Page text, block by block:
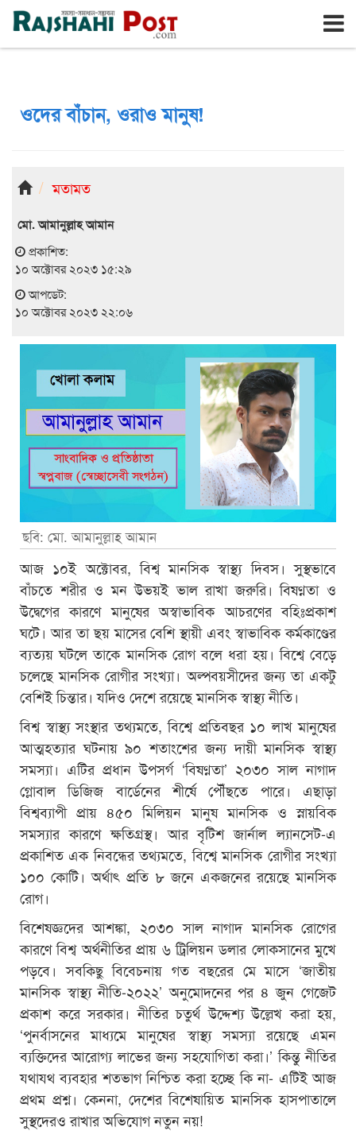
রাজশাহী বৃহঃস্পতিবার, ৬ই আগস্ট ২০২৬, ২৩শে শ্রাবণ ১৪৩৩
ওদের বাঁচান, ওরাও মানুষ!
মতামত
মো. আমানুল্লাহ আমান
প্রকাশিত:
১০ অক্টোবর ২০২৩ ১৫:২৯
আপডেট:
১০ অক্টোবর ২০২৩ ২২:০৬
ছবি: মো. আমানুল্লাহ আমান
আজ ১০ই অক্টোবর, বিশ্ব মানসিক স্বাস্থ্য দিবস। সুস্থভাবে
বাঁচতে শরীর ও মন উভয়ই ভাল রাখা জরুরি। বিষণ্নতা ও
উদ্বেগের কারণে মানুষের অস্বাভাবিক আচরণের বহিঃপ্রকাশ
ঘটে। আর তা ছয় মাসের বেশি স্থায়ী এবং স্বাভাবিক কর্মকাণ্ডের
ব্যত্যয় ঘটলে তাকে মানসিক রোগ বলে ধরা হয়। বিশ্বে বেড়ে
চলেছে মানসিক রোগীর সংখ্যা। অল্পবয়সীদের জন্য তা একটু
বেশিই চিন্তার। যদিও দেশে রয়েছে মানসিক স্বাস্থ্য নীতি।
বিশ্ব স্বাস্থ্য সংস্থার তথ্যমতে, বিশ্বে প্রতিবছর ১০ লাখ মানুষের
আত্মহত্যার ঘটনায় ৯০ শতাংশের জন্য দায়ী মানসিক স্বাস্থ্য
সমস্যা। এটির প্রধান উপসর্গ ‘বিষণ্নতা’ ২০৩০ সাল নাগাদ
গ্লোবাল ডিজিজ বার্ডেনের শীর্ষে পৌঁছতে পারে। এছাড়া
বিশ্বব্যাপী প্রায় ৪৫০ মিলিয়ন মানুষ মানসিক ও স্নায়বিক
সমস্যার কারণে ক্ষতিগ্রস্থ। আর বৃটিশ জার্নাল ল্যানসেট-এ
প্রকাশিত এক নিবন্ধের তথ্যমতে, বিশ্বে মানসিক রোগীর সংখ্যা
১০০ কোটি। অর্থাৎ প্রতি ৮ জনে একজনের রয়েছে মানসিক
রোগ।
বিশেষজ্ঞদের আশঙ্কা, ২০৩০ সাল নাগাদ মানসিক রোগের
কারণে বিশ্ব অর্থনীতির প্রায় ৬ ট্রিলিয়ন ডলার লোকসানের মুখে
পড়বে। সবকিছু বিবেচনায় গত বছরের মে মাসে ‘জাতীয়
মানসিক স্বাস্থ্য নীতি-২০২২’ অনুমোদনের পর ৪ জুন গেজেট
প্রকাশ করে সরকার। নীতির চতুর্থ উদ্দেশ্য উল্লেখ করা হয়,
‘পুনর্বাসনের মাধ্যমে মানুষের স্বাস্থ্য সমস্যা রয়েছে এমন
ব্যক্তিদের আরোগ্য লাভের জন্য সহযোগিতা করা।’ কিন্তু নীতির
যথাযথ ব্যবহার শতভাগ নিশ্চিত করা হচ্ছে কি না- এটিই আজ
প্রথম প্রশ্ন। কেননা, দেশের বিশেষায়িত মানসিক হাসপাতালে
সুস্থদেরও রাখার অভিযোগ নতুন নয়!